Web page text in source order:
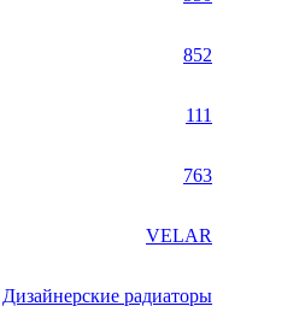
852
111
763
VELAR
Дизайнерские радиаторы